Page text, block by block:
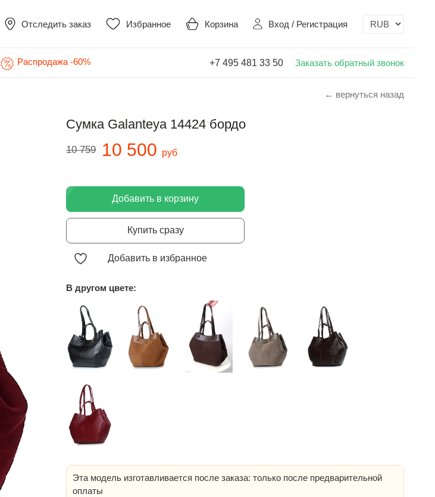
Отследить заказ Избранное Корзина Вход / Регистрация
Распродажа -60% +7 495 481 33 50 Заказать обратный звонок
← вернуться назад
Сумка Galanteya 14424 бордо
10 759 10 500 руб
Добавить в корзину
Купить сразу
Добавить в избранное
В другом цвете:
Эта модель изготавливается после заказа: только после предварительной
оплаты